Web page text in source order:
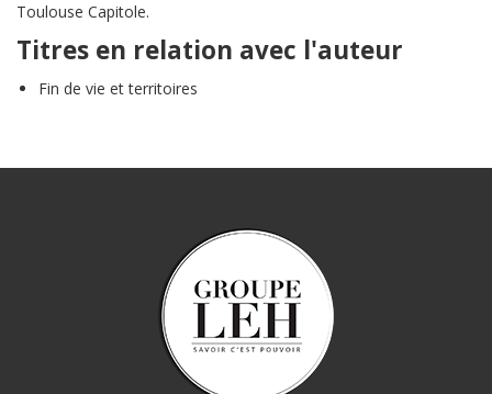
Toulouse Capitole.
Titres en relation avec l'auteur
Fin de vie et territoires